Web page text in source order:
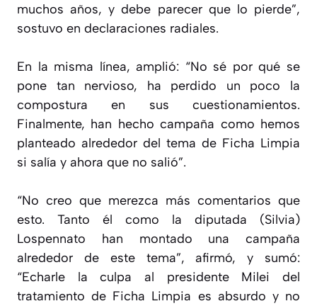
muchos años, y debe parecer que lo pierde”,
sostuvo en declaraciones radiales.
En la misma línea, amplió: “No sé por qué se
pone tan nervioso, ha perdido un poco la
compostura en sus cuestionamientos.
Finalmente, han hecho campaña como hemos
planteado alrededor del tema de Ficha Limpia
si salía y ahora que no salió”.
“No creo que merezca más comentarios que
esto. Tanto él como la diputada (Silvia)
Lospennato han montado una campaña
alrededor de este tema”, afirmó, y sumó:
“Echarle la culpa al presidente Milei del
tratamiento de Ficha Limpia es absurdo y no